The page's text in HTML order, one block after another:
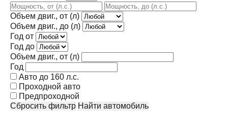
Объем двиг., от (л)
Объем двиг., до (л)
Год от
Год до
Объем двиг., от (л)
Год
Авто до 160 л.с.
Проходной авто
Предпроходной
Сбросить фильтр
Найти автомобиль